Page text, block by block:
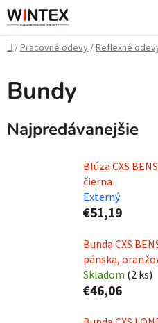
Prejsť
na
obsah
Domov
/Pracovné odevy/Reflexné
Bundy
Najpredávanejšie
Blúza CXS
čierna
Externý
€51,19
Bunda CXS
pánska,
Skladom (2 ks)
€46,06